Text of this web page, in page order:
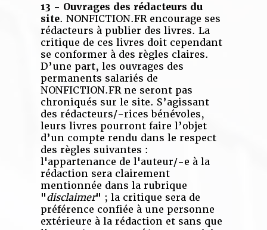
13 - Ouvrages des rédacteurs du
site. NONFICTION.FR encourage ses
rédacteurs à publier des livres. La
critique de ces livres doit cependant
se conformer à des règles claires.
D’une part, les ouvrages des
permanents salariés de
NONFICTION.FR ne seront pas
chroniqués sur le site. S’agissant
des rédacteurs/-rices bénévoles,
leurs livres pourront faire l’objet
d’un compte rendu dans le respect
des règles suivantes :
l'appartenance de l'auteur/-e à la
rédaction sera clairement
mentionnée dans la rubrique
"disclaimer" ; la critique sera de
préférence confiée à une personne
extérieure à la rédaction et sans que